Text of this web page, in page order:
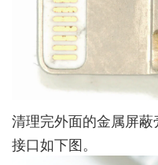
清理完外面的金属屏
接口如下图。